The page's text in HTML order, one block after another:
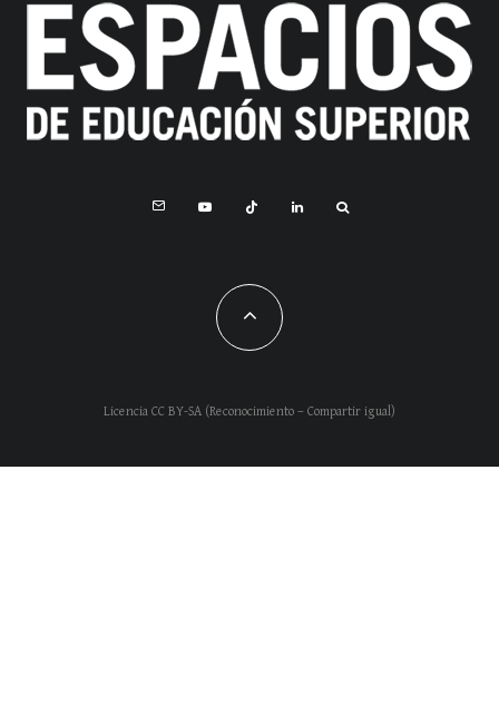
Licencia CC BY-SA (Reconocimiento – Compartir igual)